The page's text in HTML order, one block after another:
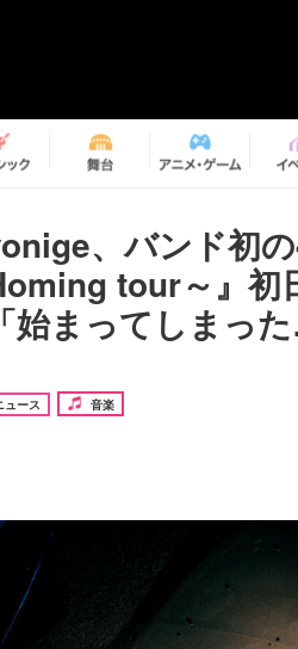
、バンド初
tour～』初
「始まってしまっ
ュース 音楽